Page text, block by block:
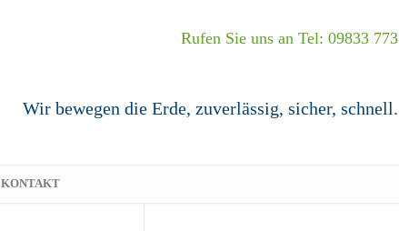
Rufen Sie uns an Tel: 09833 773
Wir bewegen die Erde, zuverlässig, sicher, schnell.
KONTAKT